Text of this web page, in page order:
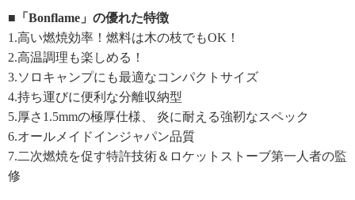
■「Bonflame」の優れた特徴
1.高い燃焼効率！燃料は木の枝でもOK！
2.高温調理も楽しめる！
3.ソロキャンプにも最適なコンパクトサイズ
4.持ち運びに便利な分離収納型
5.厚さ1.5mmの極厚仕様、 炎に耐える強靭なスペック
6.オールメイドインジャパン品質
7.二次燃焼を促す特許技術＆ロケットストーブ第一人者の監
修